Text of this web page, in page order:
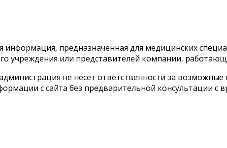
информация, предназначенная для медицинских
учреждения или представителей компании,
не несет ответственности за
с сайта без предварительной консультации с